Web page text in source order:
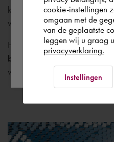
kleine
vrijgaveproces te garanderen.
Het Cadac DCS-systeem
budget
geïmplementeerd en
voorbereid voor de lancering
België
cookie-instellingen
omgaan met de
van de geplaatste
leggen wij u graag
privacyverklaring.
Instellingen